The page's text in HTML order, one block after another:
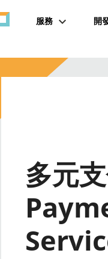
服務 開
多元